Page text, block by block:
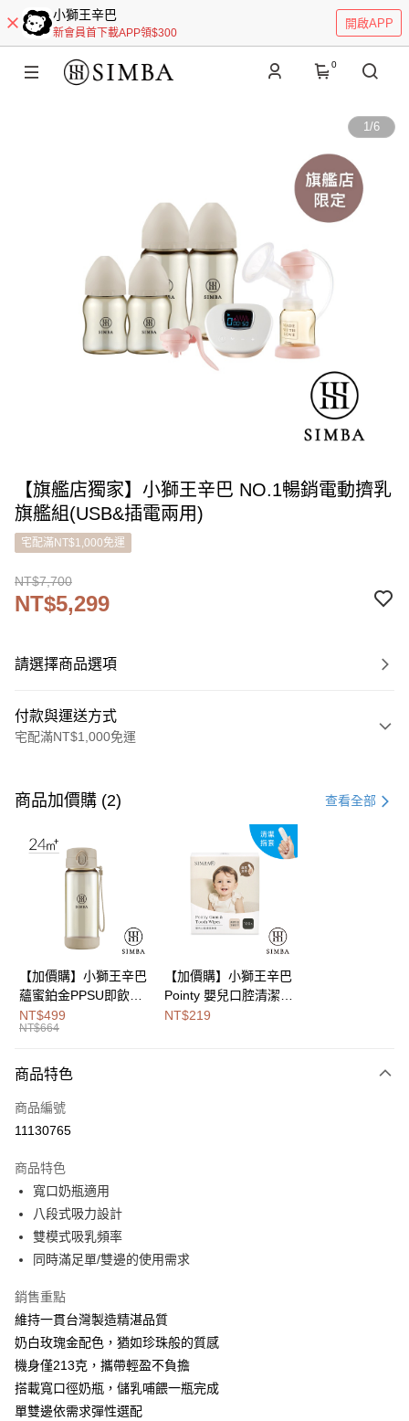
小獅王辛巴
新會員首下載APP領$300
開啟APP
0
1/6
【旗艦店獨家】小獅王辛巴 NO.1暢銷電動擠乳
旗艦組(USB&插電兩用)
宅配滿NT$1,000免運
NT$7,700
NT$5,299
請選擇商品選項
付款與運送方式
宅配滿NT$1,000免運
信用卡一次付款
Apple Pay
Google Pay
全盈+PAY
大哥付你分期
【大哥付你分期使用說明】
2.付款方式選擇「大哥付你分期」，訂單成立後會自動跳轉到大哥付的交易
流程，驗證手機門號後，選擇欲分期的期數、繳款截止日，確認付款後即完
3.實際核准額度、可分期數及費用金額請依後續交易確認頁面所載為準。
4.訂單成立30分鐘內，如未前往確認交易或遇審核未通過，訂單將自動取
消。如遇「轉專審核」未通過狀況，表示未達大哥付你分期系統評分，恕無
法說明評估內容。
1.分期款項不併入電信帳單，「大哥付你分期」於每月結算日後寄送繳費提
醒簡訊。
帳／街口支付／iPASS MONEY」等通路繳費。
【注意事項】
1.本服務係由「台灣大哥大股份有限公司」（以下簡稱本公司）所提供，讓
用戶於交易時，得透過本服務購買商品或服務，並由商店將買賣／分期付款
買賣價金債權讓與本公司後，依約使用本公司帳單繳交帳款。
2.基於同意付款使用「大哥付你分期」之契約關係目的，商店將以您的個人
資料（包含姓名、電話或地址）提供予台灣大哥大進項蒐集、處理及利用，
相關說明
【關於「AFTEE先享後付」】
便利好安心！
１．簡單：不需註冊會員、不需綁卡、不需儲值。
２．便利：只要手機號碼，簡訊認證，即可結帳。
３．安心：先確認商品／服務後，再付款。
１．於結帳方式選擇「AFTEE先享後付」後，將跳轉至「AFTEE先享後付」
２．訂單成立數日內，您將收到繳費通知簡訊。
３．收到繳費通知簡訊後14天內，點擊此簡訊中的連結，可透過四大超商／
※ 請注意：結帳手續完成當下不需立刻繳費，但若您需要取消訂單，請聯絡
購買商品的店家。未經商家同意取消之訂單仍視為有效，需透過AFTEE先享
後付繳納相關費用。
※ 交易是否成功請以「AFTEE先享後付 」之結帳頁面顯示為準，若有關於
是否繳費成功／繳費後需取消欲退款等相關疑問，請聯繫「AFTEE先享後付
相關說明
「Hami Point」為中華電信所提供之點數服務，可於會員專區綁定中華電信
會員帳號後，即可在購物車使用 Hami Point 折抵消費金額 (1點等於1元)。
ATM付款
每筆NT$100，滿NT$1,000(含以上)免運費
商品加價購 (2) 查看全部
【加價購】小獅王辛巴
蘊蜜鉑金PPSU即飲水
壺400ml
NT$499
NT$664
【加價購】小獅王辛巴
Pointy 嬰兒口腔清潔指
套 (100入)
NT$219
商品特色
商品編號
11130765
商品特色
寬口奶瓶適用
八段式吸力設計
雙模式吸乳頻率
同時滿足單/雙邊的使用需求
銷售重點
維持一貫台灣製造精湛品質
奶白玫瑰金配色，猶如珍珠般的質感
機身僅213克，攜帶輕盈不負擔
搭載寬口徑奶瓶，儲乳哺餵一瓶完成
單雙邊依需求彈性選配